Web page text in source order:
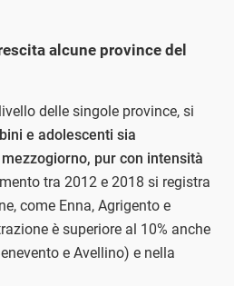
alcune province del
delle singole province, si
e adolescenti sia
pur con intensità
tra 2012 e 2018 si registra
come Enna, Agrigento e
è superiore al 10% anche
e Avellino) e nella